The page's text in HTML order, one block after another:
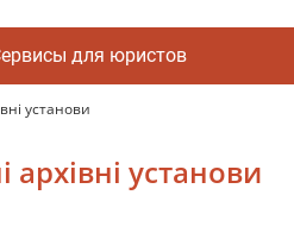
для юристов
установи
архівні установи